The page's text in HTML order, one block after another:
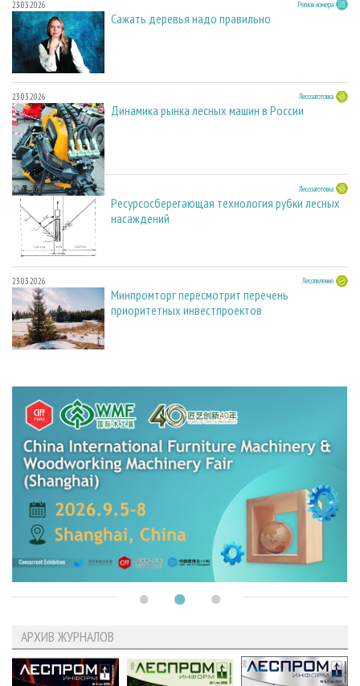
23.03.2026 Регион номера
Сажать деревья надо правильно
23.03.2026 Лесозаготовка
Динамика рынка лесных машин в России
23.03.2026 Лесозаготовка
Ресурсосберегающая технология рубки лесных
насаждений
23.03.2026 Лесопиление
Минпромторг пересмотрит перечень
приоритетных инвестпроектов
АРХИВ ЖУРНАЛОВ